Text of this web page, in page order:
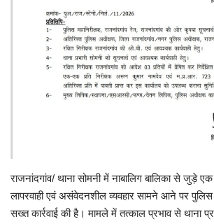
लाइफस्टाइल
राजनांदगांव/ थाना सोमनी में नाबालिग बालिका से जुड़े
लापरवाही एवं असंवेदनशील व्यवहार सामने आने पर
सख्त कार्रवाई की है। मामले में तत्काल प्रभाव से थाना